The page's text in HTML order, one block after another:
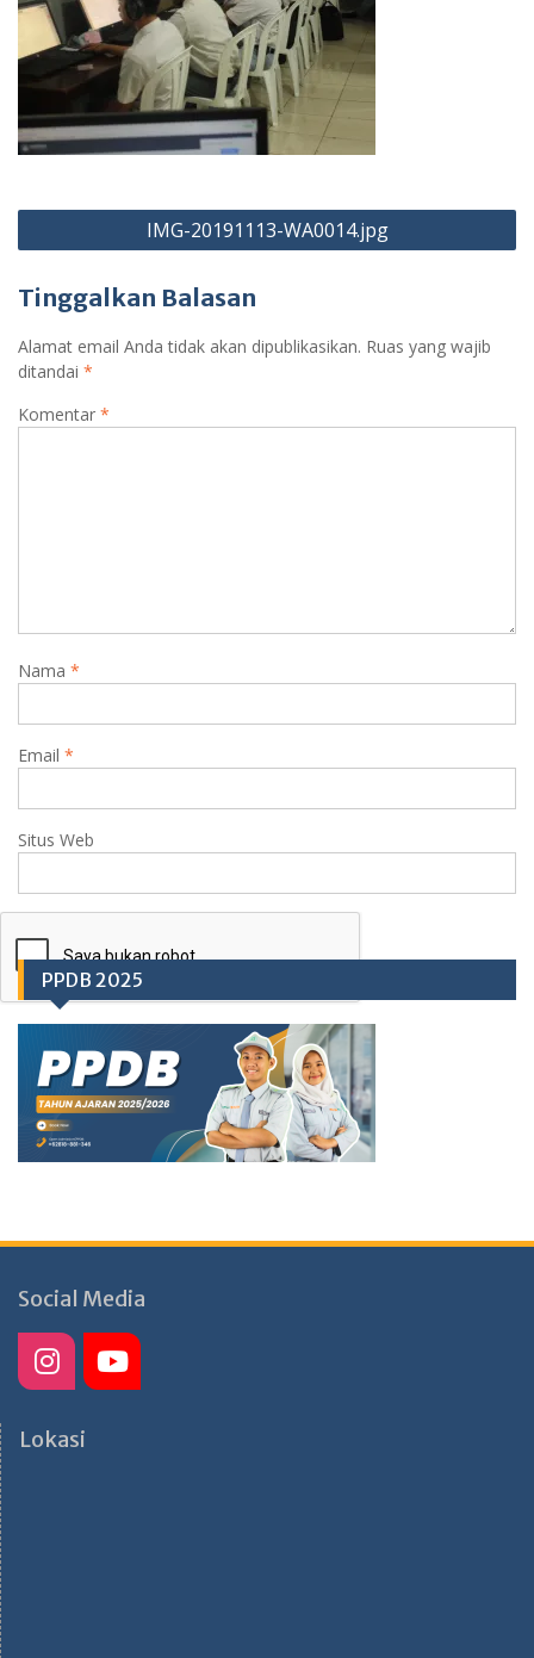
Navigasi
pos
IMG-20191113-WA0014.jpg
Tinggalkan Balasan
Alamat email Anda tidak akan dipublikasikan. Ruas yang wajib
ditandai *
Komentar *
Nama *
Email *
Situs Web
PPDB 2025
Social Media
Lokasi